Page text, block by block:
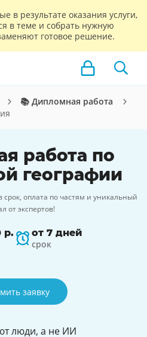
в результате оказания услуги,
в теме и собрать нужную
готовое решение.
📚 Дипломная работа
работа по
географии
оплата по частям и уникальный
от экспертов!
р.
от 7 дней
срок
заявку
люди, а не ИИ